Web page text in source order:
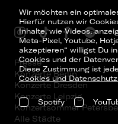
Wir möchten ein
Hierfür nutzen wir
Inhalte, wie Videos,
Meta-Pixel, Youtube,
akzeptieren“ willigst Du
Cookies und der
Diese Zustimmung ist
Cookies und
Spotify
Presse
Konzerte Berlin
Konzerte Dresden
Konzerte Leipzig
Konzertsommer
Alle Städte